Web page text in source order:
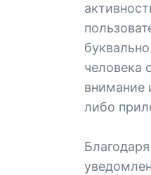
человека
внимание
либо